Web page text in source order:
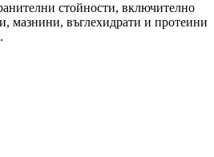
стойности, включително
мазнини, въглехидрати и протеини